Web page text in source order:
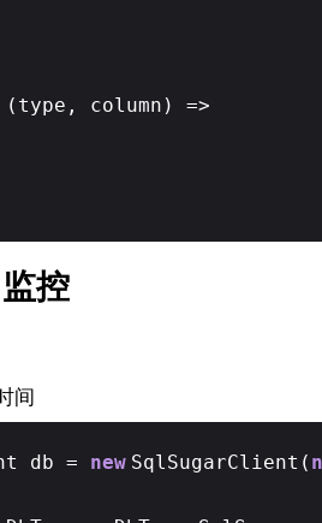
column) =>
控
间
db = new SqlSugarClient(